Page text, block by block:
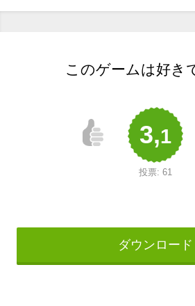
このゲームは好き
3,1
投票: 61
ダウンロード